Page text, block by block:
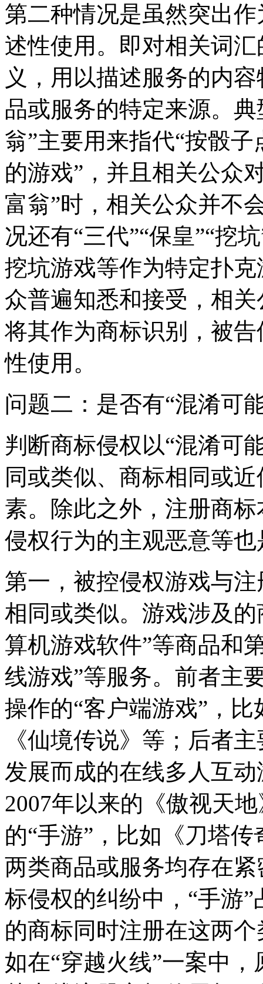
第二种情况是虽然突出
述性使用。即对相关词
义，用以描述服务的内
品或服务的特定来源。
翁”主要用来指代“按骰
的游戏”，并且相关公众
富翁”时，相关公众并不
况还有“三代”“保皇”“挖
挖坑游戏等作为特定扑
众普遍知悉和接受，相
将其作为商标识别，被
性使用。
问题二：是否有“混淆可
判断商标侵权以“混淆可
同或类似、商标相同或
素。除此之外，注册商
侵权行为的主观恶意等
第一，被控侵权游戏与
相同或类似。游戏涉及
算机游戏软件”等商品和
线游戏”等服务。前者主
操作的“客户端游戏”，
《仙境传说》等；后者
发展而成的在线多人互动
2007年以来的《傲视天
的“手游”，比如《刀塔
两类商品或服务均存在
标侵权的纠纷中，“手游
的商标同时注册在这两
如在“穿越火线”一案中